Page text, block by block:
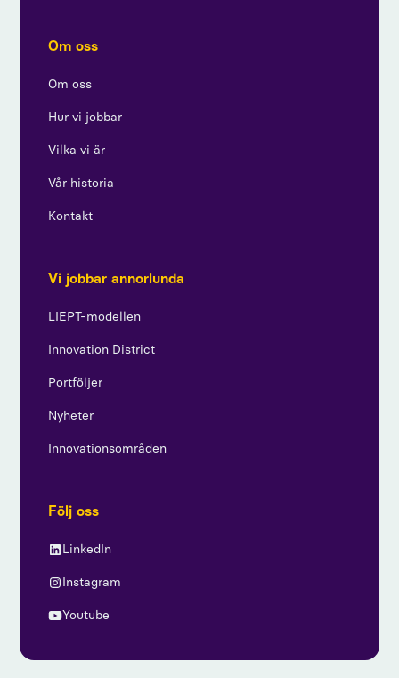
Om oss
Om oss
Hur vi jobbar
Vilka vi är
Vår historia
Kontakt
Vi jobbar annorlunda
LIEPT-modellen
Innovation District
Portföljer
Nyheter
Innovationsområden
Följ oss
LinkedIn
Instagram
Youtube